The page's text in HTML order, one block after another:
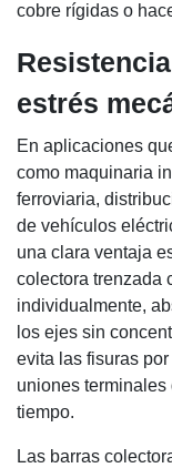
cobre rígidas o
estrés
En aplicaciones
como maquinaria
ferroviaria,
de vehículos
una clara ventaja
colectora trenzada
individualmente,
los ejes sin
evita las fisuras
uniones terminales
tiempo.
Las barras